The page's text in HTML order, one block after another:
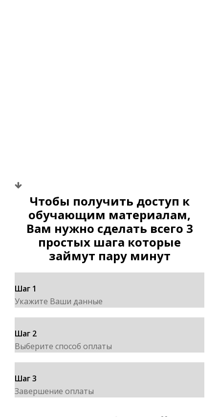
Чтобы получить доступ к
обучающим материалам,
Вам нужно сделать всего 3
простых шага которые
займут пару минут
Шаг 1
Укажите Ваши данные
Шаг 2
Выберите способ оплаты
Шаг 3
Завершение оплаты